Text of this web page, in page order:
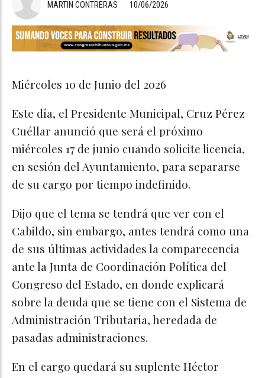
10/06/2026
MARTIN CONTRERAS
Miércoles 10 de Junio del 2026
Este día, el Presidente Municipal, Cruz Pérez
Cuéllar anunció que será el próximo
miércoles 17 de junio cuando solicite licencia,
en sesión del Ayuntamiento, para separarse
de su cargo por tiempo indefinido.
Dijo que el tema se tendrá que ver con el
Cabildo, sin embargo, antes tendrá como una
de sus últimas actividades la comparecencia
ante la Junta de Coordinación Política del
Congreso del Estado, en donde explicará
sobre la deuda que se tiene con el Sistema de
Administración Tributaria, heredada de
pasadas administraciones.
En el cargo quedará su suplente Héctor